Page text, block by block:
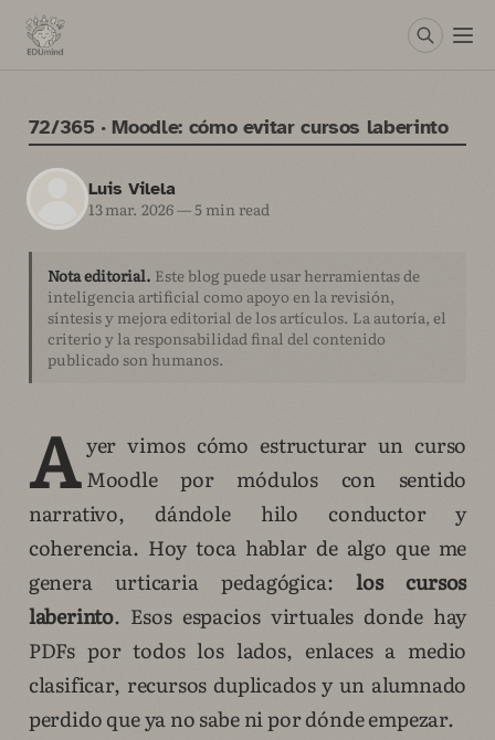
72/365 · Moodle: cómo evitar cursos laberinto
Luis Vilela
13 mar. 2026—5 min read
Nota editorial. Este blog puede usar herramientas de
inteligencia artificial como apoyo en la revisión,
síntesis y mejora editorial de los artículos. La autoría, el
criterio y la responsabilidad final del contenido
publicado son humanos.
A yer vimos cómo estructurar un curso
Moodle por módulos con sentido
narrativo, dándole hilo conductor y
coherencia. Hoy toca hablar de algo que me
genera urticaria pedagógica:los cursos
laberinto. Esos espacios virtuales donde hay
PDFs por todos los lados, enlaces a medio
clasificar, recursos duplicados y un alumnado
perdido que ya no sabe ni por dónde empezar.